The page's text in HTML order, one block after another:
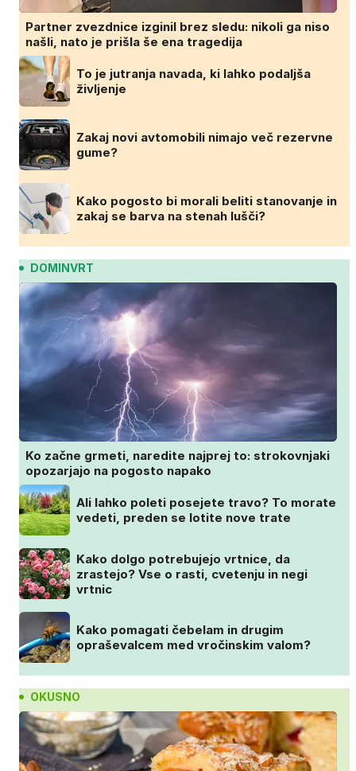
Partner zvezdnice izginil brez sledu: nikoli ga niso
našli, nato je prišla še ena tragedija
To je jutranja navada, ki lahko podaljša
življenje
Zakaj novi avtomobili nimajo več rezervne
gume?
Kako pogosto bi morali beliti stanovanje in
zakaj se barva na stenah lušči?
DOMINVRT
Ko začne grmeti, naredite najprej to: strokovnjaki
opozarjajo na pogosto napako
Ali lahko poleti posejete travo? To morate
vedeti, preden se lotite nove trate
Kako dolgo potrebujejo vrtnice, da
zrastejo? Vse o rasti, cvetenju in negi
vrtnic
Kako pomagati čebelam in drugim
opraševalcem med vročinskim valom?
OKUSNO